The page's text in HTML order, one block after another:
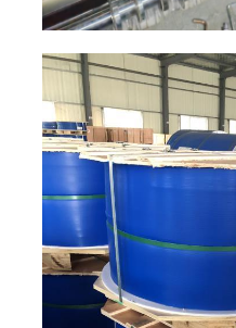
Зеркальный алюминий